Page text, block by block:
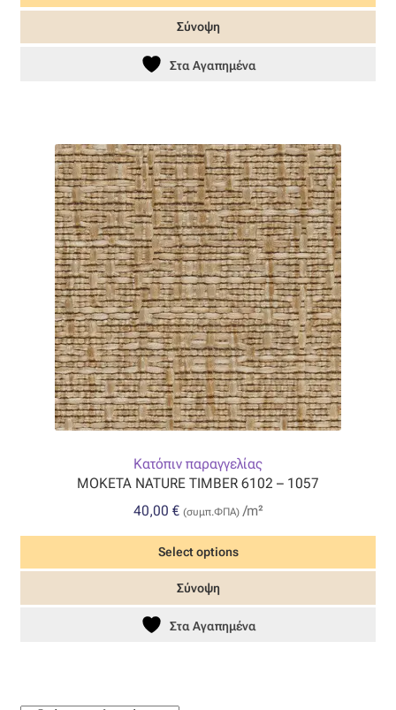
Σύνοψη
Στα Αγαπημένα
Κατόπιν παραγγελίας
MOKETA NATURE TIMBER 6102 – 1057
40,00 € (συμπ.ΦΠΑ)/m²
Select options
Σύνοψη
Στα Αγαπημένα